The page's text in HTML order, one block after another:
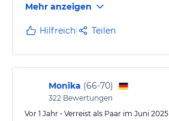
Mehr anzeigen
Hilfreich Teilen
Monika (66-70)
322 Bewertungen
Vor 1 Jahr • Verreist als Paar im Juni 2025